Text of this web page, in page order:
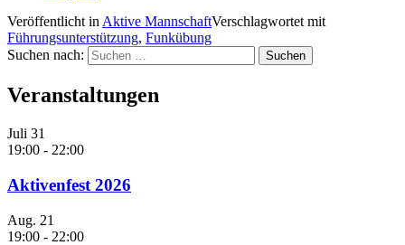
Veröffentlicht in Aktive MannschaftVerschlagwortet mit
Führungsunterstützung, Funkübung
Suchen nach:
Veranstaltungen
Juli 31
19:00 - 22:00
Aktivenfest 2026
Aug. 21
19:00 - 22:00